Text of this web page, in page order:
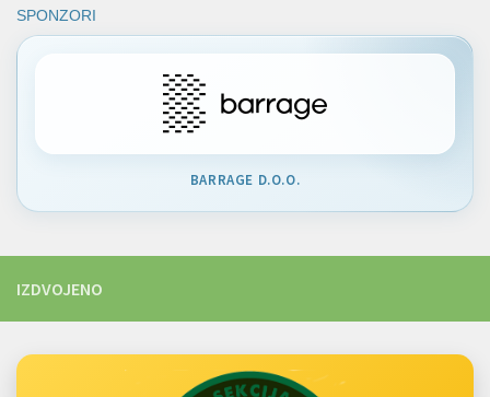
SPONZORI
BARRAGE D.O.O.
IZDVOJENO